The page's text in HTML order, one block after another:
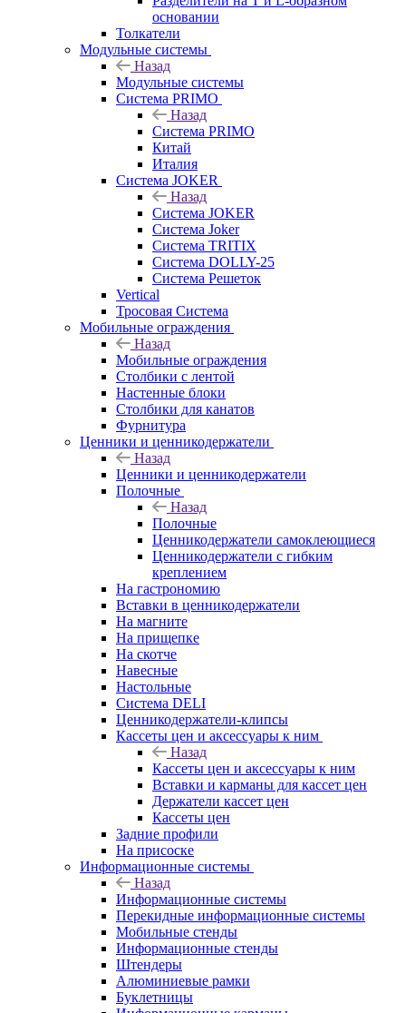
основании
Толкатели
Модульные системы
Назад
Модульные системы
Система PRIMO
Назад
Система PRIMO
Китай
Италия
Система JOKER
Назад
Система JOKER
Система Joker
Система TRITIX
Система DOLLY-25
Система Решеток
Vertical
Тросовая Система
Мобильные ограждения
Назад
Мобильные ограждения
Столбики с лентой
Настенные блоки
Столбики для канатов
Фурнитура
Ценники и ценникодержатели
Назад
Ценники и ценникодержатели
Полочные
Назад
Полочные
Ценникодержатели самоклеющиеся
Ценникодержатели с гибким
креплением
На гастрономию
Вставки в ценникодержатели
На магните
На прищепке
На скотче
Навесные
Настольные
Система DELI
Ценникодержатели-клипсы
Кассеты цен и аксессуары к ним
Назад
Кассеты цен и аксессуары к ним
Вставки и карманы для кассет цен
Держатели кассет цен
Кассеты цен
Задние профили
На присоске
Информационные системы
Назад
Информационные системы
Перекидные информационные системы
Мобильные стенды
Информационные стенды
Штендеры
Алюминиевые рамки
Буклетницы